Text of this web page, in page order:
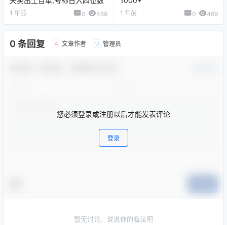
1 年前 0 469 1 年前 0 469
0 条回复 A 文章作者 M 管理员
您必须登录或注册以后才能发表评论
登录
暂无讨论，说说你的看法吧